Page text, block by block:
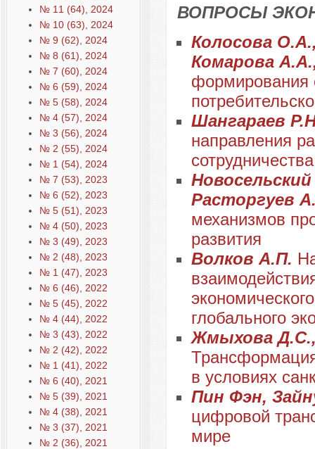
№ 11 (64), 2024
№ 10 (63), 2024
№ 9 (62), 2024
№ 8 (61), 2024
№ 7 (60), 2024
№ 6 (59), 2024
№ 5 (58), 2024
№ 4 (57), 2024
№ 3 (56), 2024
№ 2 (55), 2024
№ 1 (54), 2024
№ 7 (53), 2023
№ 6 (52), 2023
№ 5 (51), 2023
№ 4 (50), 2023
№ 3 (49), 2023
№ 2 (48), 2023
№ 1 (47), 2023
№ 6 (46), 2022
№ 5 (45), 2022
№ 4 (44), 2022
№ 3 (43), 2022
№ 2 (42), 2022
№ 1 (41), 2022
№ 6 (40), 2021
№ 5 (39), 2021
№ 4 (38), 2021
№ 3 (37), 2021
№ 2 (36), 2021
ВОПРОСЫ
Колосова
Комарова
формирования
Шангараев
направления
Расторгуев
механизмов
развития
Волков А.П.
глобального
Жмыхова
в условиях
Пин Фэн,
цифровой
мире